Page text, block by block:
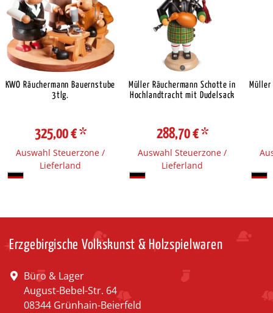
KWO Räuchermann Bauernstube
3tlg.
325,00 €*
Auswahl Steuerzone /
Lieferland
Müller Räuchermann Schotte in
Hochlandtracht mit Dudelsack
288,70 €*
Auswahl Steuerzone /
Lieferland
Müller
Erzgebirgische Volkskunst & Holzspielwaren
Büro & Lager
August-Bebel-Str. 64
08344 Grünhain-Beierfeld